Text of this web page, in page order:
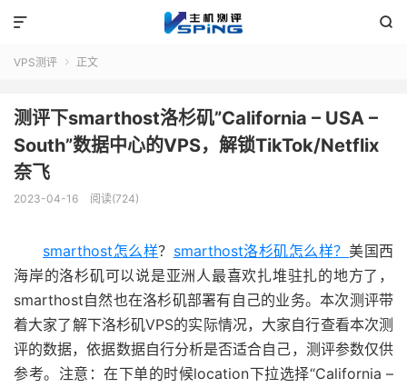


VPS测评  正文
测评下smarthost洛杉矶”California – USA –
South”数据中心的VPS，解锁TikTok/Netflix
奈飞
2023-04-16 阅读(724)
smarthost怎么样？ smarthost洛杉矶怎么样？ 美国西
海岸的洛杉矶可以说是亚洲人最喜欢扎堆驻扎的地方了，
smarthost自然也在洛杉矶部署有自己的业务。本次测评带
着大家了解下洛杉矶VPS的实际情况，大家自行查看本次测
评的数据，依据数据自行分析是否适合自己，测评参数仅供
参考。注意：在下单的时候location下拉选择“California –